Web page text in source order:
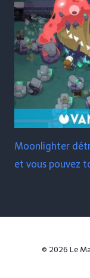
Moonlighter
et vous pouvez
© 2026 Le